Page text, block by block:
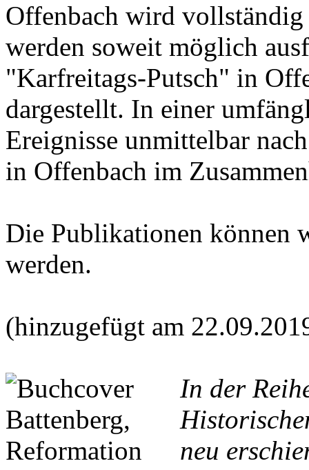
Offenbach wird
werden soweit möglich
"Karfreitags-Putsch" in
dargestellt. In einer
Ereignisse unmittelbar
in Offenbach im
Die Publikationen können
werden.
(hinzugefügt am
In der
neu